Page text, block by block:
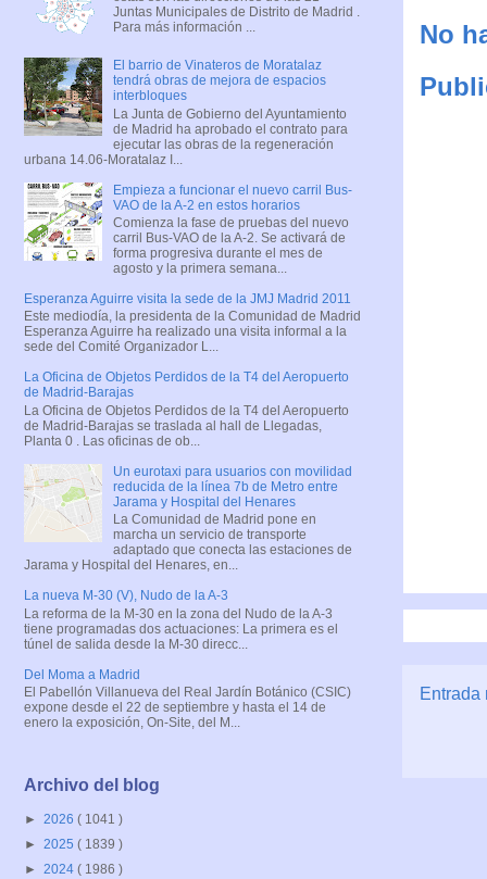
No
Entrada
Juntas Municipales de Distrito de Madrid .
Para más información ...
El barrio de Vinateros de Moratalaz
tendrá obras de mejora de espacios
interbloques
La Junta de Gobierno del Ayuntamiento
de Madrid ha aprobado el contrato para
ejecutar las obras de la regeneración
urbana 14.06-Moratalaz I...
Empieza a funcionar el nuevo carril Bus-
VAO de la A-2 en estos horarios
Comienza la fase de pruebas del nuevo
carril Bus-VAO de la A-2. Se activará de
forma progresiva durante el mes de
agosto y la primera semana...
Esperanza Aguirre visita la sede de la JMJ Madrid 2011
Este mediodía, la presidenta de la Comunidad de Madrid
Esperanza Aguirre ha realizado una visita informal a la
sede del Comité Organizador L...
La Oficina de Objetos Perdidos de la T4 del Aeropuerto
de Madrid-Barajas
La Oficina de Objetos Perdidos de la T4 del Aeropuerto
de Madrid-Barajas se traslada al hall de Llegadas,
Planta 0 . Las oficinas de ob...
Un eurotaxi para usuarios con movilidad
reducida de la línea 7b de Metro entre
Jarama y Hospital del Henares
La Comunidad de Madrid pone en
marcha un servicio de transporte
adaptado que conecta las estaciones de
Jarama y Hospital del Henares, en...
La nueva M-30 (V), Nudo de la A-3
La reforma de la M-30 en la zona del Nudo de la A-3
tiene programadas dos actuaciones: La primera es el
túnel de salida desde la M-30 direcc...
Del Moma a Madrid
El Pabellón Villanueva del Real Jardín Botánico (CSIC)
expone desde el 22 de septiembre y hasta el 14 de
enero la exposición, On-Site, del M...
Archivo del blog
► 2026 ( 1041 )
► 2025 ( 1839 )
► 2024 ( 1986 )